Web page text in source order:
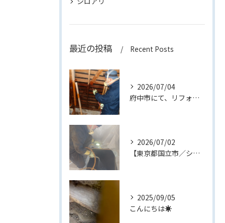
最近の投稿 Recent Posts
2026/07/04
府中市にて、リフォーム中の建物でダシロアリ消毒作業を行いまし...
2026/07/02
【東京都国立市／シロアリ消毒作業】
2025/09/05
こんにちは☀